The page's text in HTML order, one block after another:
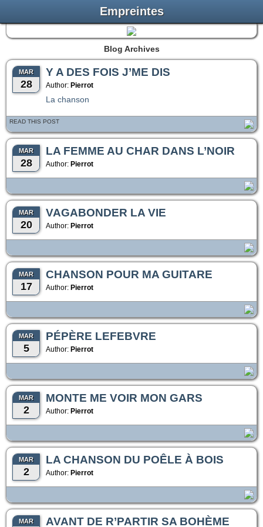
Empreintes
Blog Archives
MAR
28
Y A DES FOIS J’ME DIS
Author: Pierrot
La chanson
READ THIS POST
MAR
28
LA FEMME AU CHAR DANS L’NOIR
Author: Pierrot
MAR
20
VAGABONDER LA VIE
Author: Pierrot
MAR
17
CHANSON POUR MA GUITARE
Author: Pierrot
MAR
5
PÉPÈRE LEFEBVRE
Author: Pierrot
MAR
2
MONTE ME VOIR MON GARS
Author: Pierrot
MAR
2
LA CHANSON DU POÊLE À BOIS
Author: Pierrot
MAR AVANT DE R’PARTIR SA BOHÈME